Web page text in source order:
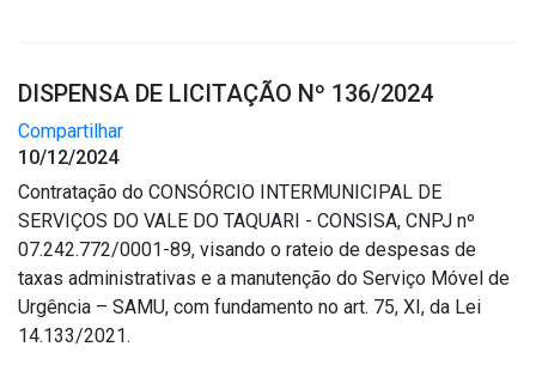
DISPENSA DE LICITAÇÃO Nº 136/2024
Compartilhar
10/12/2024
Contratação do CONSÓRCIO INTERMUNICIPAL DE
SERVIÇOS DO VALE DO TAQUARI - CONSISA, CNPJ nº
07.242.772/0001-89, visando o rateio de despesas de
taxas administrativas e a manutenção do Serviço Móvel de
Urgência – SAMU, com fundamento no art. 75, XI, da Lei
14.133/2021.